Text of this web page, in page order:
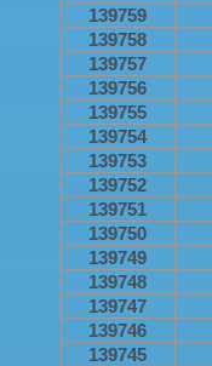
139759
139758
139757
139756
139755
139754
139753
139752
139751
139750
139749
139748
139747
139746
139745